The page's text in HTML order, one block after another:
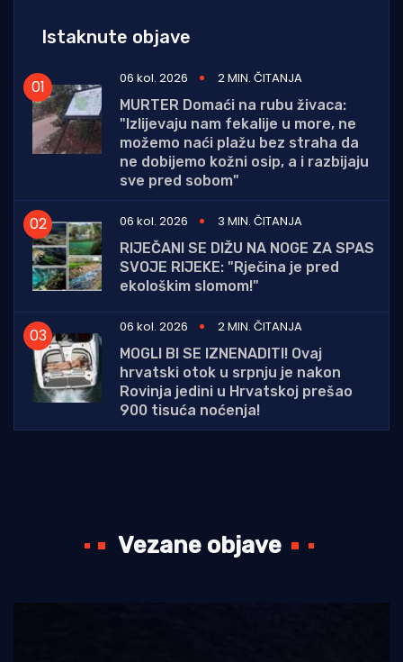
Istaknute objave
06 kol. 2026
2 MIN. ČITANJA
MURTER Domaći na rubu živaca:
"Izlijevaju nam fekalije u more, ne
možemo naći plažu bez straha da
ne dobijemo kožni osip, a i razbijaju
sve pred sobom"
06 kol. 2026
3 MIN. ČITANJA
RIJEČANI SE DIŽU NA NOGE ZA SPAS
SVOJE RIJEKE: "Rječina je pred
ekološkim slomom!"
06 kol. 2026
2 MIN. ČITANJA
MOGLI BI SE IZNENADITI! Ovaj
hrvatski otok u srpnju je nakon
Rovinja jedini u Hrvatskoj prešao
900 tisuća noćenja!
Vezane objave